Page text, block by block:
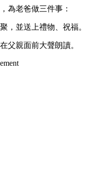
為老爸做三件事：
，並送上禮物、祝福。
父親面前大聲朗讀。